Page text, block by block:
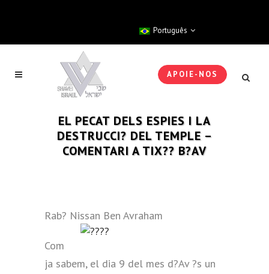
Português
APOIE-NOS
EL PECAT DELS ESPIES I LA
DESTRUCCI? DEL TEMPLE –
COMENTARI A TIX?? B?AV
Rab? Nissan Ben Avraham
Com
ja sabem, el dia 9 del mes d?Av ?s un